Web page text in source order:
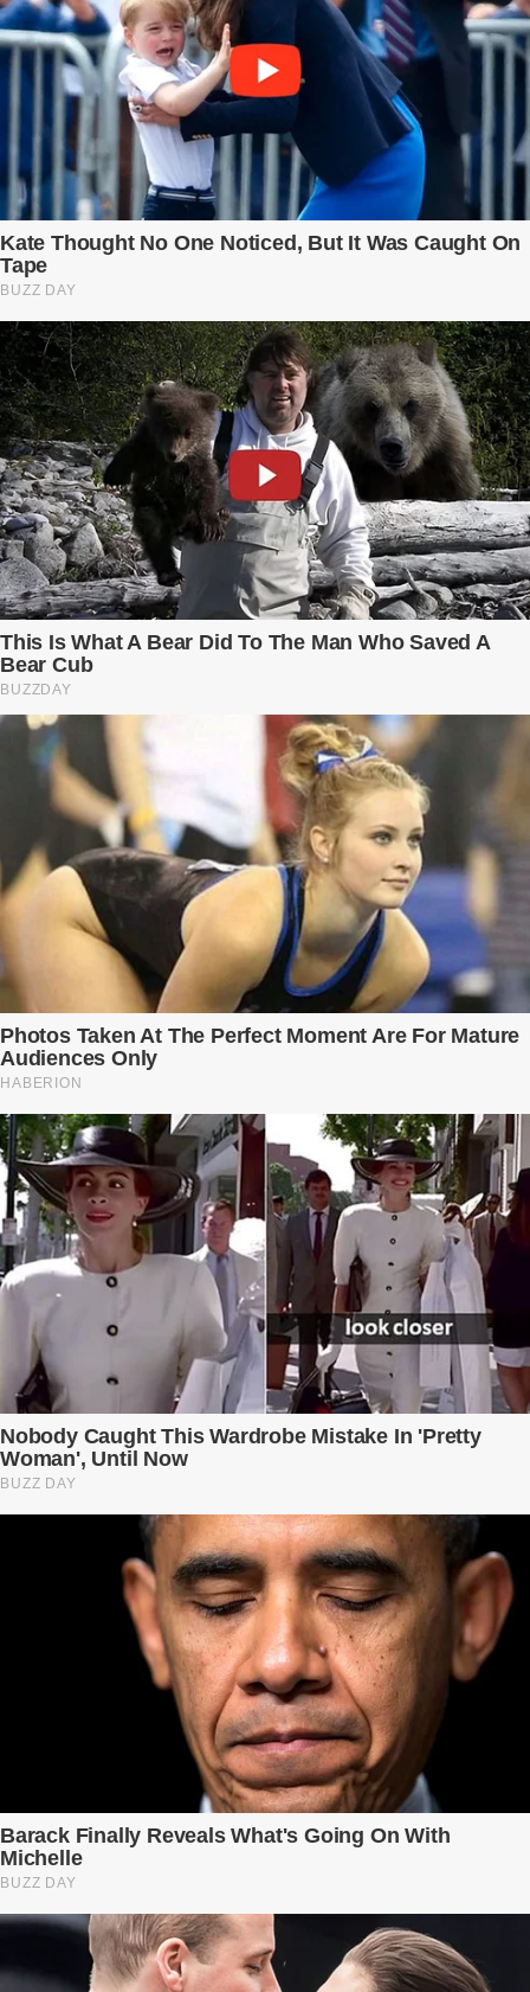
phải sống trong sợ hãi khi mang thai, đặc biệt là sợ… chính chồng
mình. Trí – người chồng mà cô từng yêu đến mù quáng, đã không
còn là người đàn ông của ngày đầu. Thành đạt, quyền lực, nhưng
cũng dối trá và lạnh lùng. Gần đây, anh hay về muộn, thậm chí có
đêm không về. Và rồi, trong một bữa cơm tối vắng lặng, Trí ném
xuống bàn ly n...